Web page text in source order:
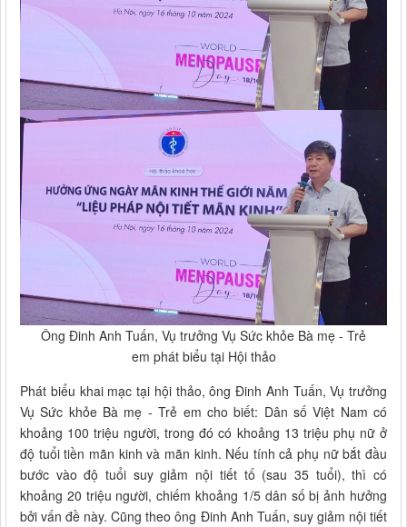
Ông Đinh Anh Tuấn, Vụ trưởng Vụ Sức khỏe Bà mẹ - Trẻ
em phát biểu tại Hội thảo
Phát biểu khai mạc tại hội thảo, ông Đinh Anh Tuấn, Vụ trưởng
Vụ Sức khỏe Bà mẹ - Trẻ em cho biết: Dân số Việt Nam có
khoảng 100 triệu người, trong đó có khoảng 13 triệu phụ nữ ở
độ tuổi tiền mãn kinh và mãn kinh. Nếu tính cả phụ nữ bắt đầu
bước vào độ tuổi suy giảm nội tiết tố (sau 35 tuổi), thì có
khoảng 20 triệu người, chiếm khoảng 1/5 dân số bị ảnh hưởng
bởi vấn đề này. Cũng theo ông Đinh Anh Tuấn, suy giảm nội tiết